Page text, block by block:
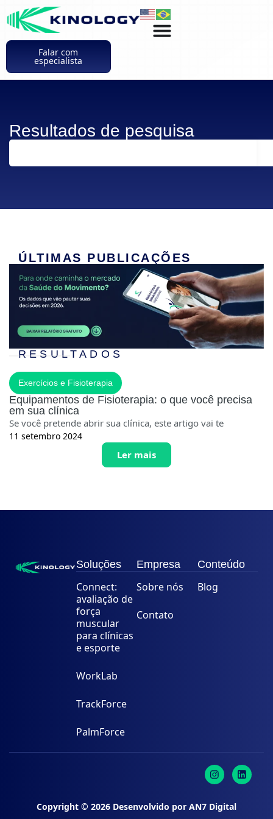
Falar com
especialista
Resultados de pesquisa
ÚLTIMAS PUBLICAÇÕES
RESULTADOS
Exercícios e Fisioterapia
Equipamentos de Fisioterapia: o que você precisa
em sua clínica
Se você pretende abrir sua clínica, este artigo vai te
11 setembro 2024
Ler mais
Soluções
Connect:
avaliação de
força
muscular
para clínicas
e esporte
WorkLab
TrackForce
PalmForce
Empresa
Sobre nós
Contato
Conteúdo
Blog
Copyright © 2026 Desenvolvido por AN7 Digital